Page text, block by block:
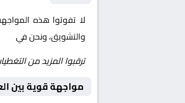
لا تفوتوا هذه
والتشويق، ونحن في
ترقبوا المزيد من
مواجهة قوية بين